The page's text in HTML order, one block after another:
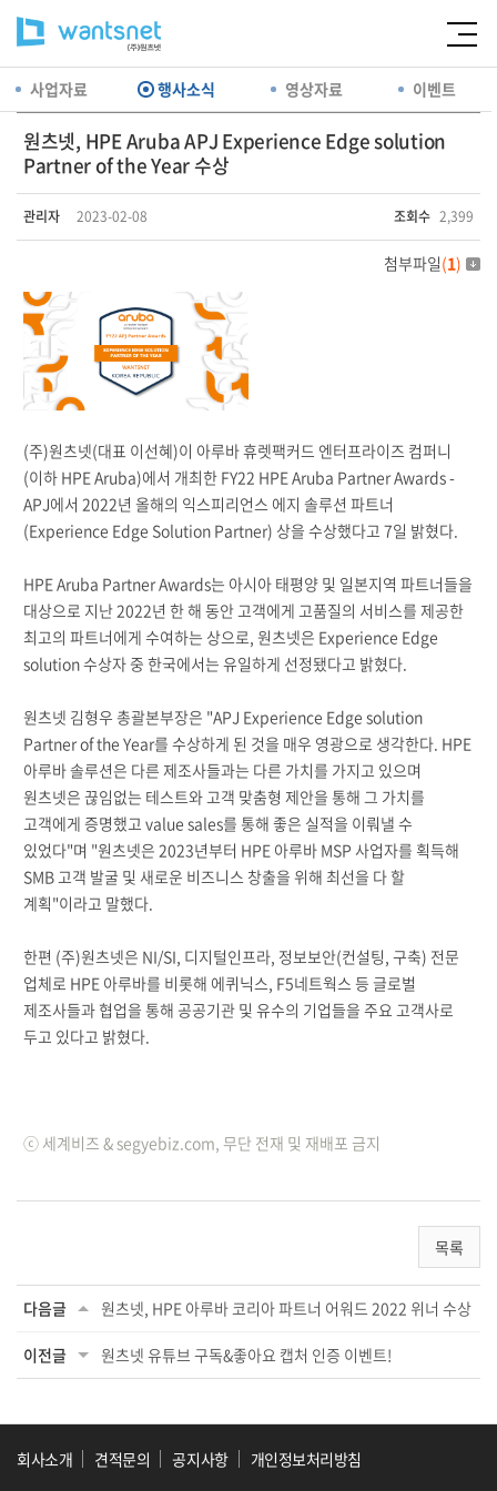
사업자료 행사소식 영상자료 이벤트
원츠넷, HPE Aruba APJ Experience Edge solution
Partner of the Year 수상
관리자 2023-02-08 조회수 2,399
첨부파일(1)
(주)원츠넷(대표 이선혜)이 아루바 휴렛팩커드 엔터프라이즈 컴퍼니
(이하 HPE Aruba)에서 개최한 FY22 HPE Aruba Partner Awards -
APJ에서 2022년 올해의 익스피리언스 에지 솔루션 파트너
(Experience Edge Solution Partner) 상을 수상했다고 7일 밝혔다.
HPE Aruba Partner Awards는 아시아 태평양 및 일본지역 파트너들을
대상으로 지난 2022년 한 해 동안 고객에게 고품질의 서비스를 제공한
최고의 파트너에게 수여하는 상으로, 원츠넷은 Experience Edge
solution 수상자 중 한국에서는 유일하게 선정됐다고 밝혔다.
원츠넷 김형우 총괄본부장은 "APJ Experience Edge solution
Partner of the Year를 수상하게 된 것을 매우 영광으로 생각한다. HPE
아루바 솔루션은 다른 제조사들과는 다른 가치를 가지고 있으며
원츠넷은 끊임없는 테스트와 고객 맞춤형 제안을 통해 그 가치를
고객에게 증명했고 value sales를 통해 좋은 실적을 이뤄낼 수
있었다"며 "원츠넷은 2023년부터 HPE 아루바 MSP 사업자를 획득해
SMB 고객 발굴 및 새로운 비즈니스 창출을 위해 최선을 다 할
계획"이라고 말했다.
한편 (주)원츠넷은 NI/SI, 디지털인프라, 정보보안(컨설팅, 구축) 전문
업체로 HPE 아루바를 비롯해 에퀴닉스, F5네트웍스 등 글로벌
제조사들과 협업을 통해 공공기관 및 유수의 기업들을 주요 고객사로
두고 있다고 밝혔다.
ⓒ 세계비즈 & segyebiz.com, 무단 전재 및 재배포 금지
목록
다음글 원츠넷, HPE 아루바 코리아 파트너 어워드 2022 위너 수상
이전글 원츠넷 유튜브 구독&좋아요 캡처 인증 이벤트!
회사소개 견적문의 공지사항 개인정보처리방침